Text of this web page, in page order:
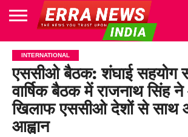
HOME
POLITICS
NEWS
BUSINESS
CULTURE
NATIONAL
SPORTS
LIFESTYLE
TRAVEL
OPINION
BREAKING
NEWS
ENTERTAINMENT
WORLD
CRIME
JOIN
US
INTERNATIONAL
एससीओ बैठक: शंघाई सहयोग
वार्षिक बैठक में राजनाथ सिंह
खिलाफ एससीओ देशों से साथ
आह्वान